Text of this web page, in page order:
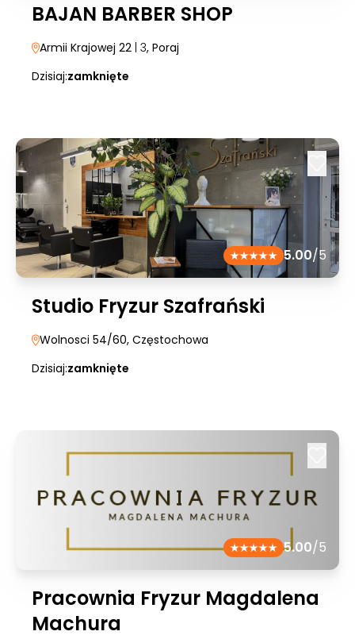
BAJAN BARBER SHOP
Armii Krajowej 22 | 3, Poraj
Dzisiaj:zamknięte
5.00/5
Studio Fryzur Szafrański
Wolnosci 54/60, Częstochowa
Dzisiaj:zamknięte
5.00/5
Pracownia Fryzur Magdalena
Machura